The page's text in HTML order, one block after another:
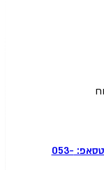
וואטסאפ: 053-